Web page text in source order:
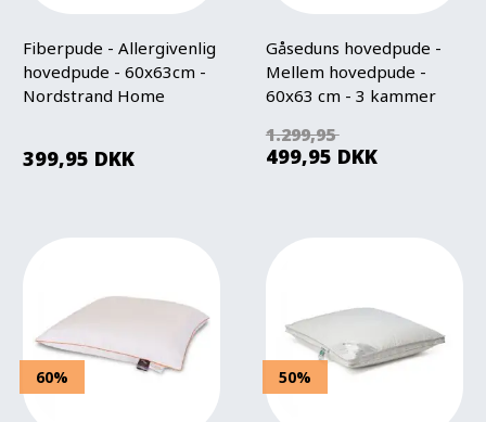
Fiberpude - Allergivenlig
hovedpude - 60x63cm -
Nordstrand Home
399,95 DKK
Gåseduns hovedpude -
Mellem hovedpude -
60x63 cm - 3 kammer
1.299,95
499,95 DKK
60% 50%